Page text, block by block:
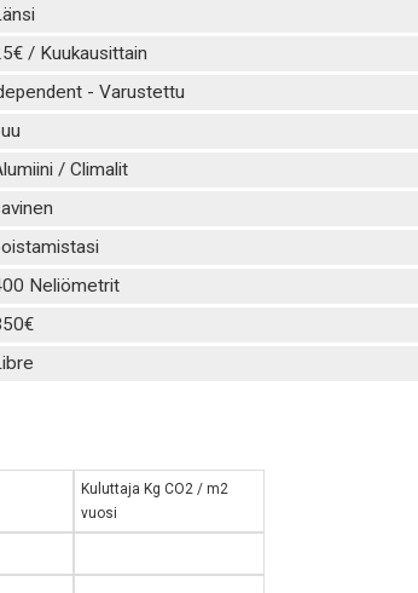
/ Kuukausittain
- Varustettu
/ Climalit
Neliömetrit
Kuluttaja Kg CO2 / m2
vuosi